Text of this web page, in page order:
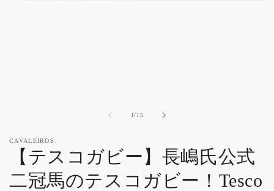
1/の
15
CAVALEIROS.
【テスコガビー】長嶋氏公式
二冠馬のテスコガビー！Tesco